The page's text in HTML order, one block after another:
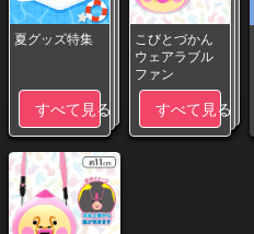
夏グッズ特集
すべて見る
こびとづかん
ウェアラブル
ファン
すべて見る